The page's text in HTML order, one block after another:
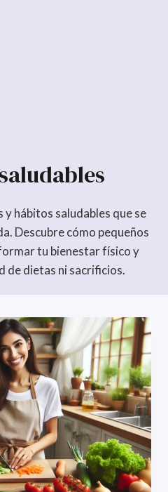
hábitos saludables que se
Descubre cómo pequeños
tu bienestar físico y
de dietas ni sacrificios.